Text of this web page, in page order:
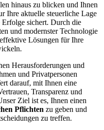
hinaus zu blicken und Ihnen
Ihre aktuelle steuerliche Lage
Erfolge sichert. Durch die
und modernster Technologie
Lösungen für Ihre
Herausforderungen und
und Privatpersonen
darauf, mit Ihnen eine
Transparenz und
Ziel ist es, Ihnen einen
Pflichten zu geben und
zu treffen.